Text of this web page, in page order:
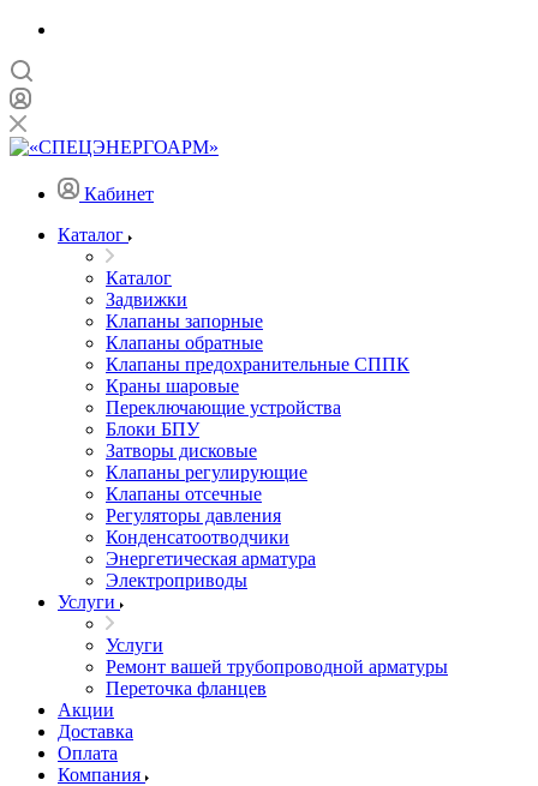
Кабинет
Каталог
Каталог
Задвижки
Клапаны запорные
Клапаны обратные
Клапаны предохранительные СППК
Краны шаровые
Переключающие устройства
Блоки БПУ
Затворы дисковые
Клапаны регулирующие
Клапаны отсечные
Регуляторы давления
Конденсатоотводчики
Энергетическая арматура
Электроприводы
Услуги
Услуги
Ремонт вашей трубопроводной арматуры
Переточка фланцев
Акции
Доставка
Оплата
Компания